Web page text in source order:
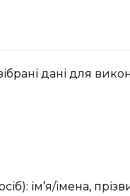
дані для
ім’я/імена,